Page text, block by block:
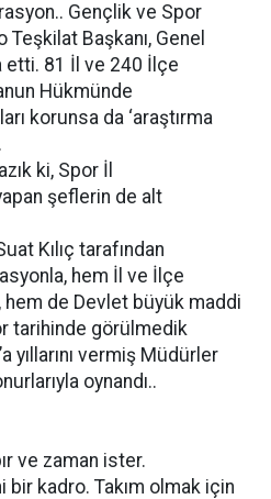
Gençlik ve Spor
Başkanı, Genel
etti. 81 İl ve 240 İlçe
Hükmünde
korunsa da ‘araştırma
ki, Spor İl
şeflerin de alt
Kılıç tarafından
hem İl ve İlçe
de Devlet büyük maddi
tarihinde görülmedik
yıllarını vermiş Müdürler
oynandı..
ve zaman ister.
bir kadro. Takım olmak için